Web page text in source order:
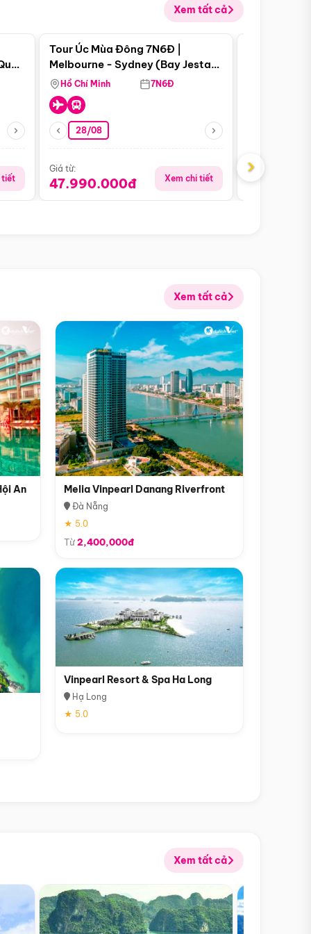
Xem tất cả
tiết
Điểm nổi bật
Tour Úc Mùa Đông 7N6Đ |
Melbourne - Sydney (Bay Jestar
Airways)
Hồ Chí Minh 7N6Đ
28/08
Giá từ:
47.990.000đ Xem chi tiết
Giá từ:
›
Xem tất cả
An Melia Vinpearl Danang Riverfront
Đà Nẵng
★ 5.0
Từ2,400,000đ
Vinpearl Resort & Spa Ha Long
Hạ Long
★ 5.0
Xem tất cả